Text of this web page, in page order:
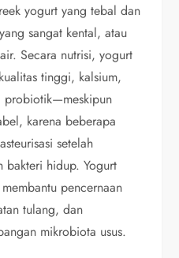
yogurt yang tebal dan
sangat kental, atau
Secara nutrisi, yogurt
tinggi, kalsium,
probiotik—meskipun
karena beberapa
setelah
bakteri hidup. Yogurt
pencernaan
tulang, dan
mikrobiota usus.